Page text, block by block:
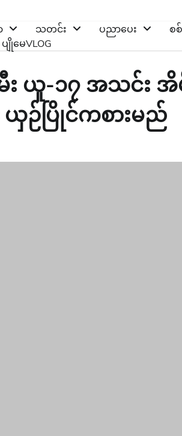
သတင်း ပညာပေး စ
ပျိုမေVLOG
း ယူ-၁၇ အသင်း အိ
ဉ်ပြိုင်ကစားမည်